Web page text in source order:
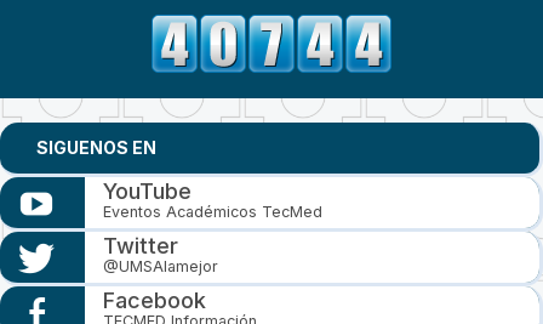
SIGUENOS EN
YouTube
Eventos Académicos TecMed
Twitter
@UMSAlamejor
Facebook